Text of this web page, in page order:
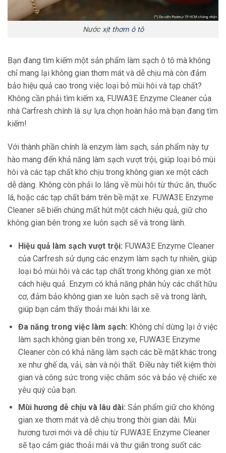
Nướcxịt thơm ô tô
Bạn đang tìm kiếm một sản phẩm làm sạch ô tô mà không
chỉ mang lại không gian thơm mát và dễ chịu mà còn đảm
bảo hiệu quả cao trong việc loại bỏ mùi hôi và tạp chất?
Không cần phải tìm kiếm xa, FUWA3E Enzyme Cleaner của
nhà Carfresh chính là sự lựa chọn hoàn hảo mà bạn đang tìm
kiếm!
Với thành phần chính là enzym làm sạch, sản phẩm này tự
hào mang đến khả năng làm sạch vượt trội, giúp loại bỏ mùi
hôi và các tạp chất khó chịu trong không gian xe một cách
dễ dàng. Không còn phải lo lắng về mùi hôi từ thức ăn, thuốc
lá, hoặc các tạp chất bám trên bề mặt xe. FUWA3E Enzyme
Cleaner sẽ biến chúng mất hút một cách hiệu quả, giữ cho
không gian bên trong xe luôn sạch sẽ và trong lành.
Hiệu quả làm sạch vượt trội: FUWA3E Enzyme Cleaner
của Carfresh sử dụng các enzym làm sạch tự nhiên, giúp
loại bỏ mùi hôi và các tạp chất trong không gian xe một
cách hiệu quả. Enzym có khả năng phân hủy các chất hữu
cơ, đảm bảo không gian xe luôn sạch sẽ và trong lành,
giúp bạn cảm thấy thoải mái khi lái xe.
Đa năng trong việc làm sạch: Không chỉ dừng lại ở việc
làm sạch không gian bên trong xe, FUWA3E Enzyme
Cleaner còn có khả năng làm sạch các bề mặt khác trong
xe như ghế da, vải, sàn và nội thất. Điều này tiết kiệm thời
gian và công sức trong việc chăm sóc và bảo vệ chiếc xe
yêu quý của bạn.
Mùi hương dễ chịu và lâu dài: Sản phẩm giữ cho không
gian xe thơm mát và dễ chịu trong thời gian dài. Mùi
hương tươi mới và dễ chịu từ FUWA3E Enzyme Cleaner
sẽ tạo cảm giác thoải mái và thư giãn trong suốt các